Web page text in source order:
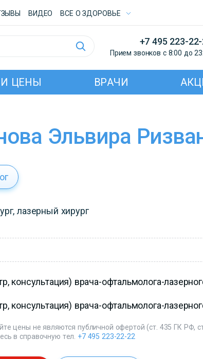
ВИДЕО ВСE О ЗДОРОВЬЕ
+7 495 223-
Прием звонков с 8:00 до
ЦЕНЫ ВРАЧИ
Эльвира
лазерный хирург
консультация) врача-офтальмолога-
консультация) врача-офтальмолога-
цены не являются публичной офертой (ст. 435 ГК РФ,
в справочную тел. +7 495 223-22-22